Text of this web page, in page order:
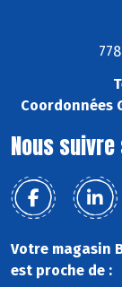
Coordonnées
Nous
Votre magasin
est proche de :